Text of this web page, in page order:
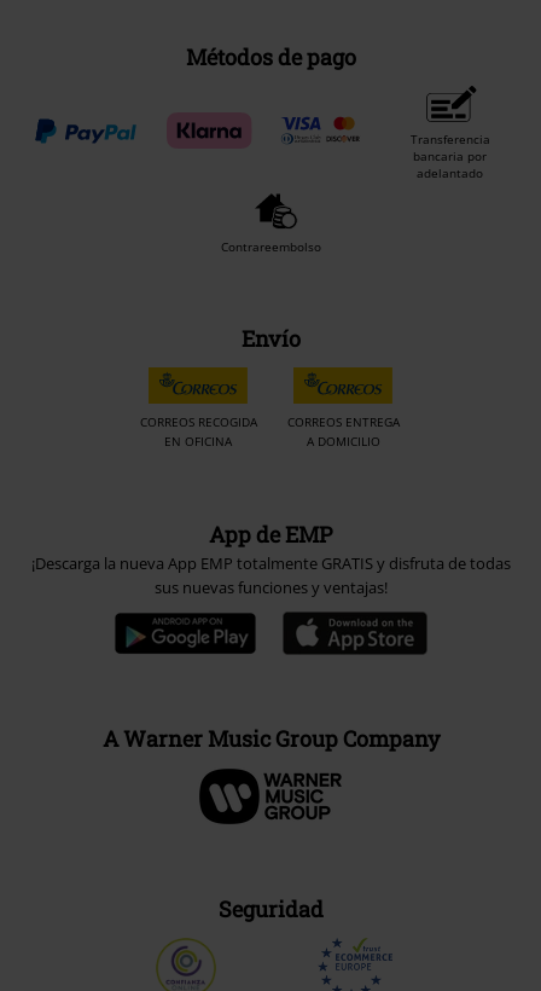
Métodos de pago
Transferencia
bancaria por
adelantado
Contrareembolso
Envío
CORREOS RECOGIDA
EN OFICINA
CORREOS ENTREGA
A DOMICILIO
App de EMP
¡Descarga la nueva App EMP totalmente GRATIS y disfruta de todas
sus nuevas funciones y ventajas!
A Warner Music Group Company
Seguridad